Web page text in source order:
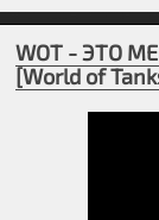
WOT - ЭТО
[World of